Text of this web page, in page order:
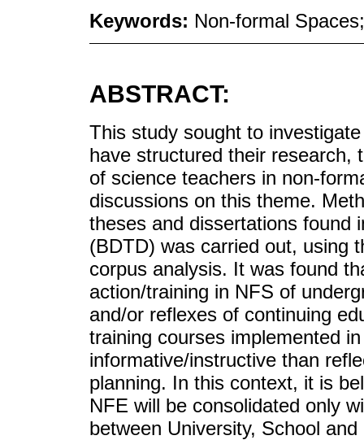
Keywords: Non-formal
ABSTRACT:
This study sought to
have structured their research,
of science teachers in non-
discussions on this theme.
theses and dissertations found
(BDTD) was carried out, using
corpus analysis. It was found
action/training in NFS of
and/or reflexes of continuing
training courses implemented
informative/instructive than
planning. In this context, it is
NFE will be consolidated only
between University, School and